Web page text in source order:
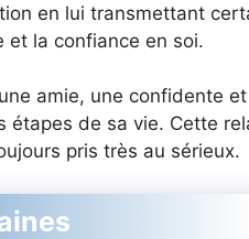
en lui transmettant
et la confiance en soi.
amie, une confidente
étapes de sa vie. Cette
pris très au sérieux.